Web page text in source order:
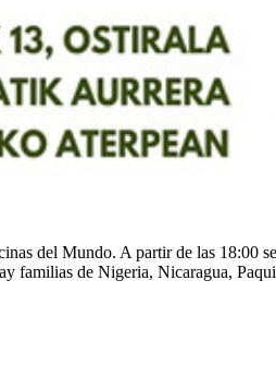
del Mundo. A partir de las 18:00
familias de Nigeria, Nicaragua,